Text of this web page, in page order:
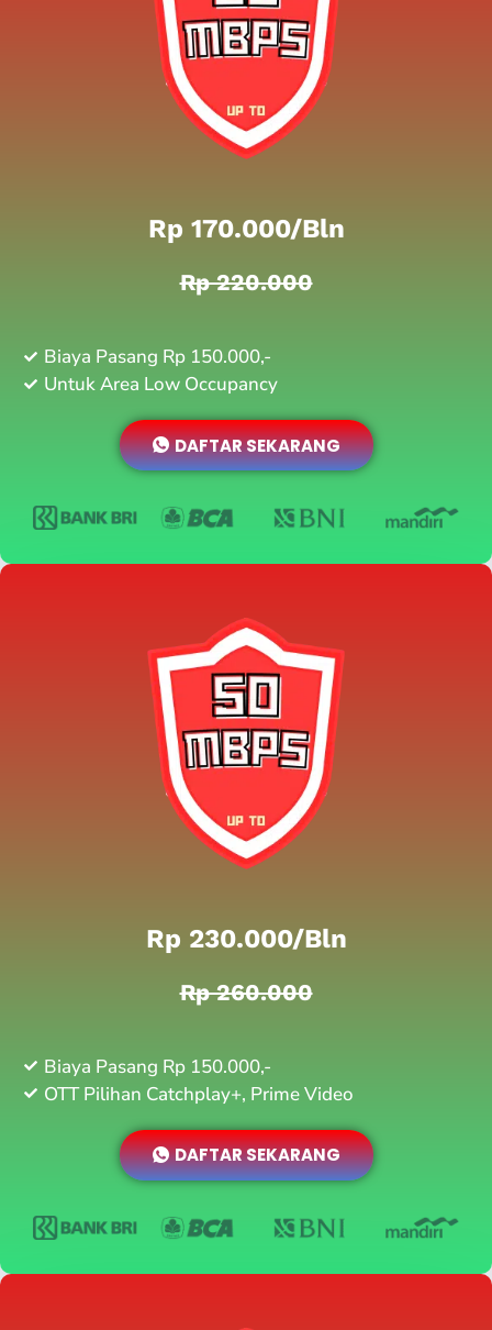
Rp 170.000/bln
Rp 220.000
Biaya Pasang Rp 150.000,-
Untuk Area Low Occupancy
DAFTAR SEKARANG
Rp 230.000/bln
Rp 260.000
Biaya Pasang Rp 150.000,-
OTT Pilihan Catchplay+, Prime Video
DAFTAR SEKARANG